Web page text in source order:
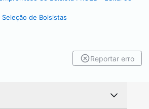
de Bolsistas
Reportar erro